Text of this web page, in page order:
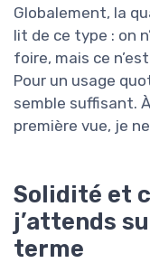
Globalement, la
lit de ce type : on
foire, mais ce
Pour un usage
semble suffisant.
première vue, je
Solidité et
j’attends
terme